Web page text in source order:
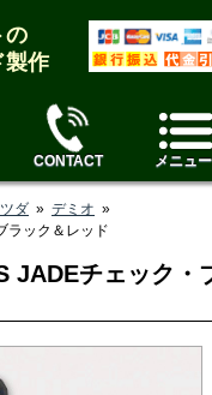
の
作
CONTACT メニュー
ダ » デミオ »
ラック＆レッド
JADEチェック・